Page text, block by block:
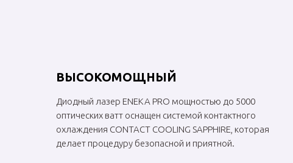
ВЫСОКОМОЩНЫЙ
Диодный лазер ENEKA PRO мощностью до 5000
оптических ватт оснащен системой контактного
охлаждения CONTACT COOLING SAPPHIRE, которая
делает процедуру безопасной и приятной.